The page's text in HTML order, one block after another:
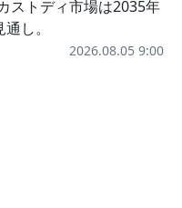
ストディ市場は2035年
し。
2026.08.05 9:00